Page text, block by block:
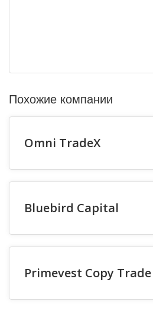
Похожие компании
Omni TradeX
Bluebird Capital
Primevest Copy Trade